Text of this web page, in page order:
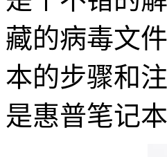
藏的病毒文
本的步骤和
是惠普笔记